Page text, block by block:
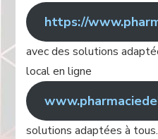
https://
avec des solutions
local en ligne
solutions adaptées à